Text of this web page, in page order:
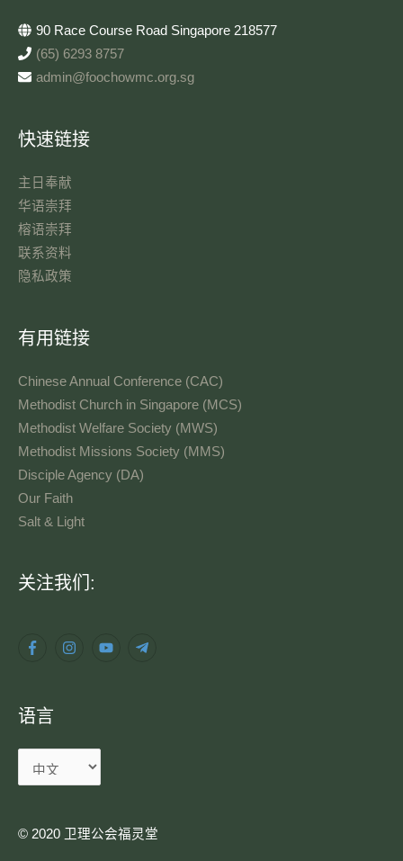
90 Race Course Road Singapore 218577
(65) 6293 8757
admin@foochowmc.org.sg
快速链接
主日奉献​
华语崇拜
榕语崇拜
联系资料​
隐私政策
有用链接
Chinese Annual Conference (CAC)
Methodist Church in Singapore (MCS)
Methodist Welfare Society (MWS)
Methodist Missions Society (MMS)
Disciple Agency (DA)
Our Faith
Salt & Light
关注我们:
语言
语
© 2020 卫理公会福灵堂​